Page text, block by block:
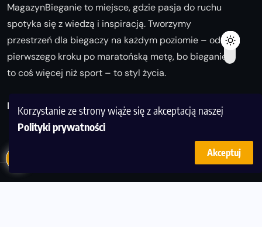
Korzystanie ze strony wiąże się z akceptacją naszej
Polityki prywatności
Akceptuj
MagazynBieganie to miejsce, gdzie pasja do ruchu
spotyka się z wiedzą i inspiracją. Tworzymy
przestrzeń dla biegaczy na każdym poziomie – od
pierwszego kroku po maratońską metę, bo bieganie
to coś więcej niż sport – to styl życia.
Biegaj z nami i odkrywaj swoją najlepszą wersję!